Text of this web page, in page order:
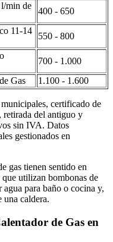
min de
400 - 650
11-14
550 - 800
700 - 1.000
Gas
1.100 - 1.600
certificado de
retirada del antiguo y
sin IVA. Datos
gestionados en
gas tienen sentido en
utilizan bombonas de
para baño o cocina y,
una caldera.
de Gas en